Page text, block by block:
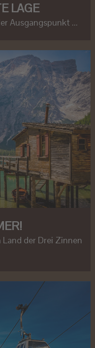
LAGE
Ausgangspunkt ...
der Drei Zinnen